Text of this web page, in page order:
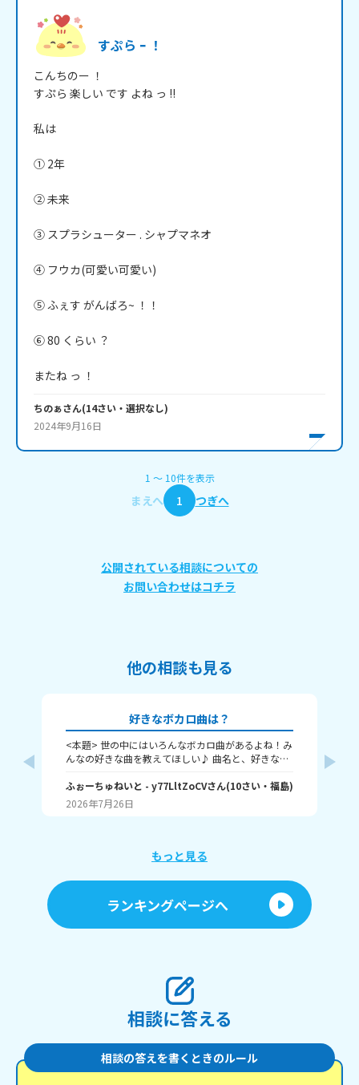
すぷら ｰ ！
こんちのー ！
すぷら 楽しい です よね っ !!
私は
① 2年
② 未来
③ スプラシューター . シャプマネオ
④ フウカ(可愛い可愛い)
⑤ ふぇす がんばろ~ ！！
⑥ 80 くらい ？
またね っ ！
ちのぁさん(14さい・ 選択なし)
2024年9月16日
1 〜 10件を表示
まえへ 1 つぎへ
公開されている相談についての
お問い合わせはコチラ
他の相談も見る
好きなボカロ曲は？
<本題> 世の中にはいろんなボカロ曲があるよね！み
んなの好きな曲を教えてほしい♪ 曲名と、好きなと
のんでねよう、ジェヘナ、クローバークラブ！(まだ
あるよ それじゃあ、ばいちゃ～
ふぉーちゅねいと - y77LltZoCVさん(10さい・ 福島)
2026年7月26日
もっと見る
ランキングページへ
相談に答える
相談の答えを書くときのルール